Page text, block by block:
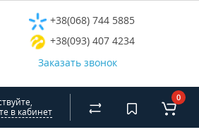
+38(068) 744 5885
+38(093) 407 4234
Заказать звонок
в кабинет
0